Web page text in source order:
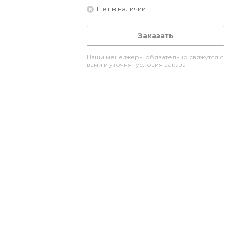
Нет в наличии
Заказать
Наши менеджеры обязательно свяжутся с
вами и уточнят условия заказа